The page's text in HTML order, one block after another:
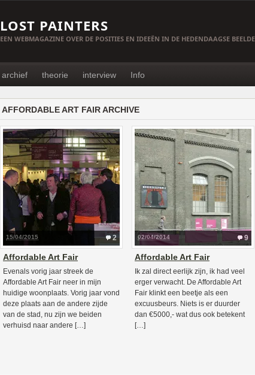
LOST PAINTERS
EEN WEBMAGAZINE OVER DE POSITIES EN IDEEËN IN DE HEDENDAAGSE
archief theorie interview Info
AFFORDABLE ART FAIR ARCHIVE
2
15/04/2015
Affordable Art Fair
Evenals vorig jaar streek de
Affordable Art Fair neer in mijn
huidige woonplaats. Vorig jaar vond
deze plaats aan de andere zijde
van de stad, nu zijn we beiden
verhuisd naar andere […]
9
02/04/2014
Affordable Art Fair
Ik zal direct eerlijk zijn, ik had veel
erger verwacht. De Affordable Art
Fair klinkt een beetje als een
excuusbeurs. Niets is er duurder
dan €5000,- wat dus ook betekent
[…]